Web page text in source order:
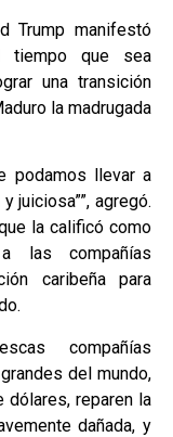
Trump manifestó
tiempo que sea
una transición
la madrugada
podamos llevar a
juiciosa””, agregó.
la calificó como
las compañías
caribeña para
compañías
del mundo,
reparen la
dañada, y